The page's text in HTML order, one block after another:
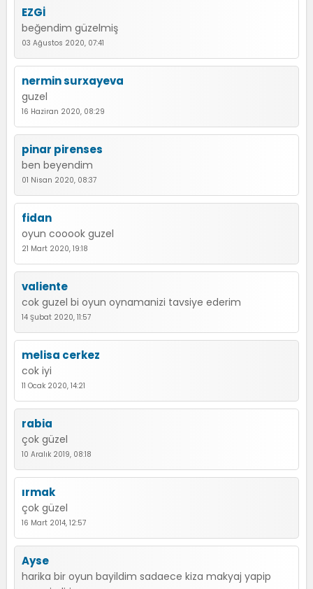
EZGİ
beğendim güzelmiş
03 Ağustos 2020, 07:41
nermin surxayeva
guzel
16 Haziran 2020, 08:29
pinar pirenses
ben beyendim
01 Nisan 2020, 08:37
fidan
oyun cooook guzel
21 Mart 2020, 19:18
valiente
cok guzel bi oyun oynamanizi tavsiye ederim
14 Şubat 2020, 11:57
melisa cerkez
cok iyi
11 Ocak 2020, 14:21
rabia
çok güzel
10 Aralık 2019, 08:18
ırmak
çok güzel
16 Mart 2014, 12:57
Ayse
harika bir oyun bayildim sadaece kiza makyaj yapip